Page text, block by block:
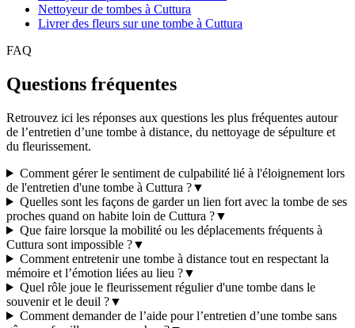
Nettoyeur de tombes à Cuttura
Livrer des fleurs sur une tombe à Cuttura
FAQ
Questions fréquentes
Retrouvez ici les réponses aux questions les plus fréquentes autour
de l’entretien d’une tombe à distance, du nettoyage de sépulture et
du fleurissement.
Comment gérer le sentiment de culpabilité lié à l'éloignement lors
de l'entretien d'une tombe à Cuttura ?▼
Quelles sont les façons de garder un lien fort avec la tombe de ses
proches quand on habite loin de Cuttura ?▼
Que faire lorsque la mobilité ou les déplacements fréquents à
Cuttura sont impossible ?▼
Comment entretenir une tombe à distance tout en respectant la
mémoire et l’émotion liées au lieu ?▼
Quel rôle joue le fleurissement régulier d'une tombe dans le
souvenir et le deuil ?▼
Comment demander de l’aide pour l’entretien d’une tombe sans